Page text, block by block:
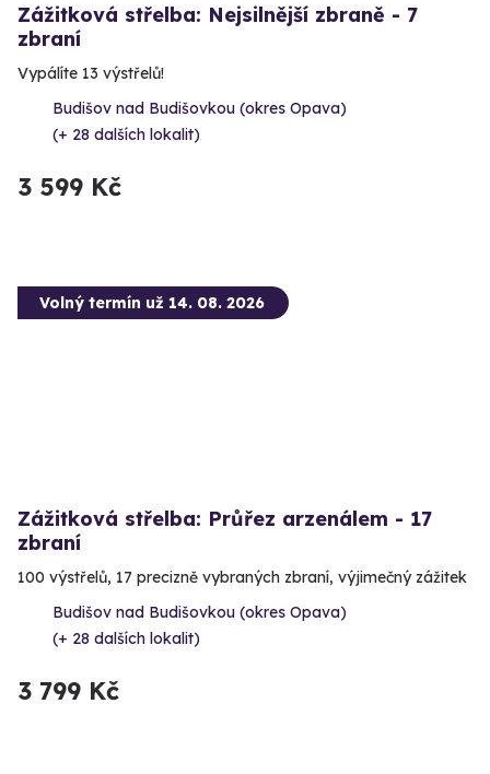
Zážitková střelba: Nejsilnější zbraně - 7
zbraní
Vypálíte 13 výstřelů!
Budišov nad Budišovkou (okres Opava)
(+ 28 dalších lokalit)
3 599 Kč
Volný termín už 14. 08. 2026
Zážitková střelba: Průřez arzenálem - 17
zbraní
100 výstřelů, 17 precizně vybraných zbraní, výjimečný zážitek
Budišov nad Budišovkou (okres Opava)
(+ 28 dalších lokalit)
3 799 Kč